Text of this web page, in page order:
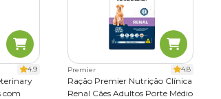
4.9
com
Premier 4.8
Ração Premier Nutrição Clínica
Renal Cães Adultos Porte Médio